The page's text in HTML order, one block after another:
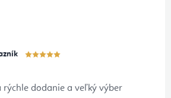
rýchle dodanie a veľký výber